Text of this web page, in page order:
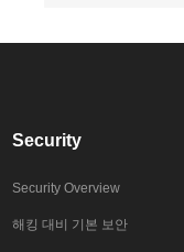
Security
Security Overview
해킹 대비 기본 보안